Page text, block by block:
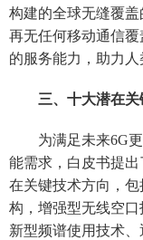
构建的全球无缝覆
再无任何移动通信
的服务能力，助力人
三、十大潜在关
为满足未来6G更
能需求，白皮书提
在关键技术方向，
构，增强型无线空口
新型频谱使用技术